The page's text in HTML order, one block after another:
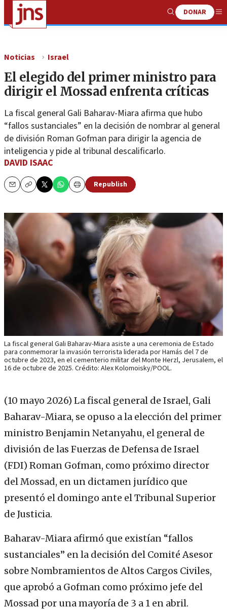
Show
Search
DONAR
Noticias Israel
El elegido del primer ministro para
dirigir el Mossad enfrenta críticas
La fiscal general Gali Baharav-Miara afirma que hubo
“fallos sustanciales” en la decisión de nombrar al general
de división Roman Gofman para dirigir la agencia de
inteligencia y pide al tribunal descalificarlo.
DAVID ISAAC
EmailCopy Print
Republish
La fiscal general Gali Baharav-Miara asiste a una ceremonia de Estado
para conmemorar la invasión terrorista liderada por Hamás del 7 de
octubre de 2023, en el cementerio militar del Monte Herzl, Jerusalem, el
16 de octubre de 2025. Crédito: Alex Kolomoisky/POOL.
(10 mayo 2026) La fiscal general de Israel, Gali
Baharav-Miara, se opuso a la elección del primer
ministro Benjamin Netanyahu, el general de
división de las Fuerzas de Defensa de Israel
(FDI) Roman Gofman, como próximo director
del Mossad, en un dictamen jurídico que
presentó el domingo ante el Tribunal Superior
de Justicia.
Baharav-Miara afirmó que existían “fallos
sustanciales” en la decisión del Comité Asesor
sobre Nombramientos de Altos Cargos Civiles,
que aprobó a Gofman como próximo jefe del
Mossad por una mayoría de 3 a 1 en abril.